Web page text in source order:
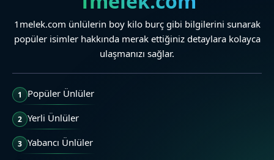
1melek.com ünlülerin boy kilo burç gibi bilgilerini sunarak
popüler isimler hakkında merak ettiğiniz detaylara kolayca
ulaşmanızı sağlar.
1 Popüler Ünlüler
2 Yerli Ünlüler
3 Yabancı Ünlüler